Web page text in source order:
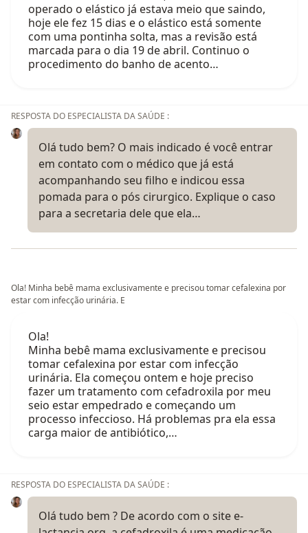
operado o elástico já estava meio que saindo,
hoje ele fez 15 dias e o elástico está somente
com uma pontinha solta, mas a revisão está
marcada para o dia 19 de abril. Continuo o
procedimento do banho de acento…
RESPOSTA DO ESPECIALISTA DA SAÚDE :
Olá tudo bem? O mais indicado é você entrar
em contato com o médico que já está
acompanhando seu filho e indicou essa
pomada para o pós cirurgico. Explique o caso
para a secretaria dele que ela…
Ola! Minha bebê mama exclusivamente e precisou tomar cefalexina por
estar com infecção urinária. E
Ola!
Minha bebê mama exclusivamente e precisou
tomar cefalexina por estar com infecção
urinária. Ela começou ontem e hoje preciso
fazer um tratamento com cefadroxila por meu
seio estar empedrado e começando um
processo infeccioso. Há problemas pra ela essa
carga maior de antibiótico,…
RESPOSTA DO ESPECIALISTA DA SAÚDE :
Olá tudo bem ? De acordo com o site e-